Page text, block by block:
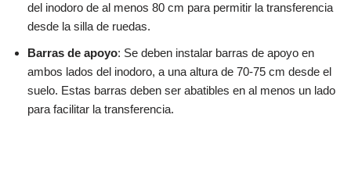
del inodoro de al menos 80 cm para permitir la transferencia
desde la silla de ruedas.
Barras de apoyo: Se deben instalar barras de apoyo en
ambos lados del inodoro, a una altura de 70-75 cm desde el
suelo. Estas barras deben ser abatibles en al menos un lado
para facilitar la transferencia.